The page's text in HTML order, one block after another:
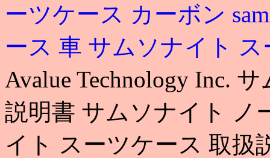
ーツケース カーボン
ース 車 サムソナイト
Avalue Technology Inc.
説明書 サムソナイト ノ
イト スーツケース 取扱